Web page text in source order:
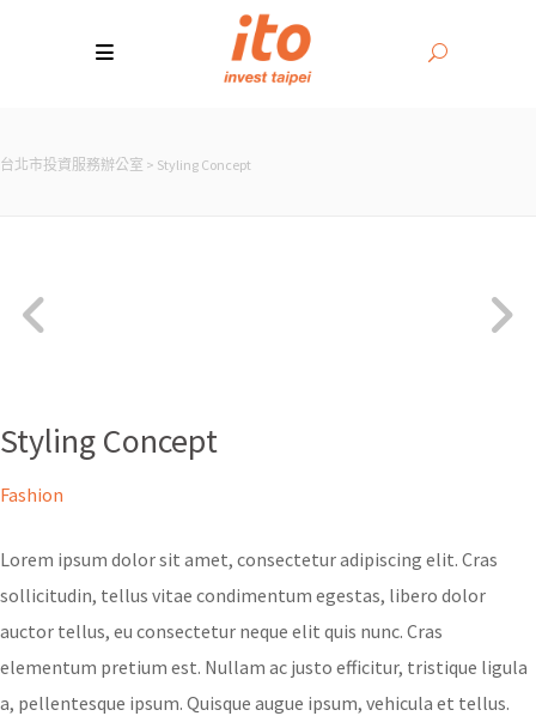
台北市投資服務辦公室 > Styling Concept
Styling Concept
Fashion
Lorem ipsum dolor sit amet, consectetur adipiscing elit. Cras
sollicitudin, tellus vitae condimentum egestas, libero dolor
auctor tellus, eu consectetur neque elit quis nunc. Cras
elementum pretium est. Nullam ac justo efficitur, tristique ligula
a, pellentesque ipsum. Quisque augue ipsum, vehicula et tellus.